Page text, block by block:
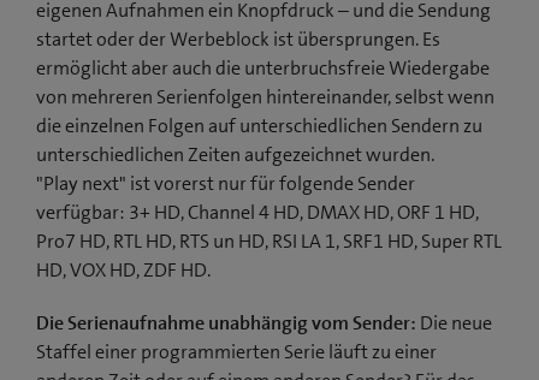
eigenen Aufnahmen ein Knopfdruck – und die Sendung
startet oder der Werbeblock ist übersprungen. Es
ermöglicht aber auch die unterbruchsfreie Wiedergabe
von mehreren Serienfolgen hintereinander, selbst wenn
die einzelnen Folgen auf unterschiedlichen Sendern zu
unterschiedlichen Zeiten aufgezeichnet wurden.
"Play next" ist vorerst nur für folgende Sender
verfügbar: 3+ HD, Channel 4 HD, DMAX HD, ORF 1 HD,
Pro7 HD, RTL HD, RTS un HD, RSI LA 1, SRF1 HD, Super RTL
HD, VOX HD, ZDF HD.
Die Serienaufnahme unabhängig vom Sender: Die neue
Staffel einer programmierten Serie läuft zu einer